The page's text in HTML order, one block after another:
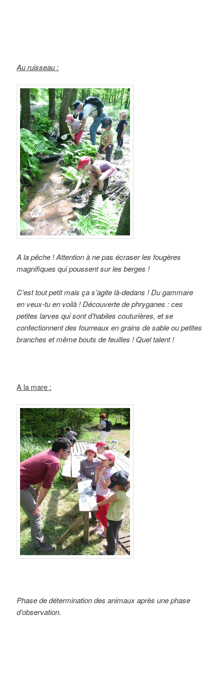
Au ruisseau :
A la pêche ! Attention à ne pas écraser les fougères
magnifiques qui poussent sur les berges !
C’est tout petit mais ça s’agite là-dedans ! Du gammare
en veux-tu en voilà ! Découverte de phryganes : ces
petites larves qui sont d’habiles couturières, et se
confectionnent des fourreaux en grains de sable ou petites
branches et même bouts de feuilles ! Quel talent !
A la mare :
Phase de détermination des animaux après une phase
d’observation.